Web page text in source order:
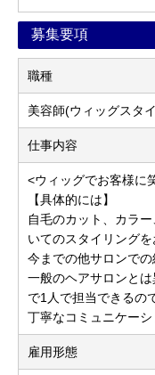
募集要項
職種
美容師(ウィッグスタ
仕事内容
<ウィッグでお客様に
【具体的には】
自毛のカット、カラ
いてのスタイリングを
今までの他サロンで
一般のヘアサロンと
で1人で担当できるの
丁寧なコミュニケー
雇用形態